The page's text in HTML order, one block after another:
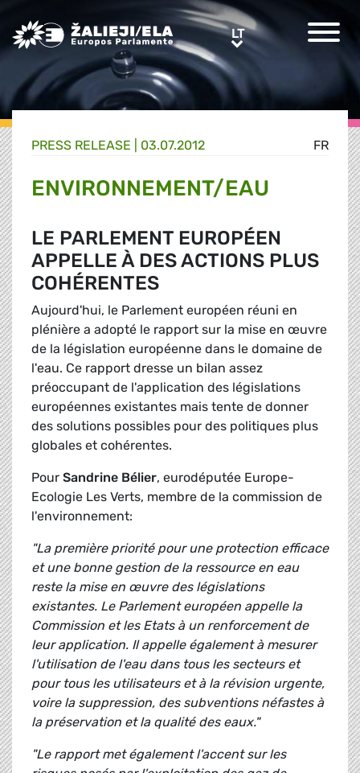
Greens/EFA Home LTLT
FR
PRESS RELEASE | 03.07.2012
ENVIRONNEMENT/EAU
LE PARLEMENT EUROPÉEN
APPELLE À DES ACTIONS PLUS
COHÉRENTES
Aujourd'hui, le Parlement européen réuni en
plénière a adopté le rapport sur la mise en œuvre
de la législation européenne dans le domaine de
l'eau. Ce rapport dresse un bilan assez
préoccupant de l'application des législations
européennes existantes mais tente de donner
des solutions possibles pour des politiques plus
globales et cohérentes.
Pour Sandrine Bélier, eurodéputée Europe-
Ecologie Les Verts, membre de la commission de
l'environnement:
"La première priorité pour une protection efficace
et une bonne gestion de la ressource en eau
reste la mise en œuvre des législations
existantes. Le Parlement européen appelle la
Commission et les Etats à un renforcement de
leur application. Il appelle également à mesurer
l'utilisation de l'eau dans tous les secteurs et
pour tous les utilisateurs et à la révision urgente,
voire la suppression, des subventions néfastes à
la préservation et la qualité des eaux."
"Le rapport met également l'accent sur les